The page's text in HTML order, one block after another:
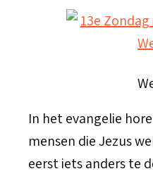
In het evangelie
mensen die Jezus
eerst iets anders te